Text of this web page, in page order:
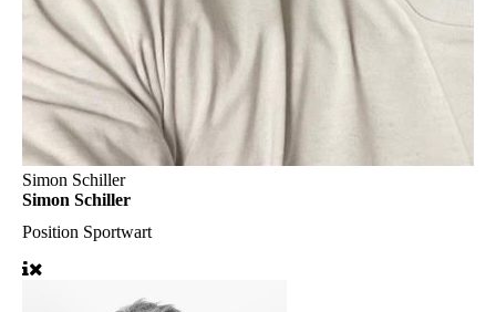
Simon Schiller
Simon Schiller
Position Sportwart